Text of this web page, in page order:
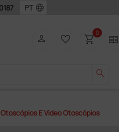
language
search
person favorite_border shopping_cart0 two_pager
Otoscópios E Video Otoscópios